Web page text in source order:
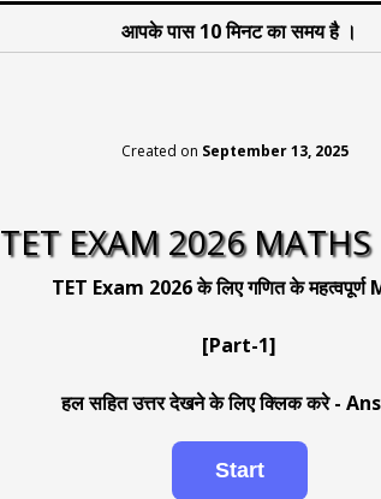
आपके पास 10 मिनट का समय है ।
Created on September 13, 2025
TET EXAM 2026
TET Exam 2026 के लिए गणित के महत्वपूर्ण
[Part-1]
हल सहित उत्तर देखने के लिए क्लिक करे -